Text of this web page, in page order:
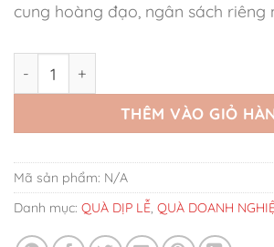
cung hoàng đạo, ngân sách riêng
THÊM VÀO GIỎ
Mã sản phẩm: N/A
Danh mục: QUÀ DỊP LỄ, QUÀ DOANH